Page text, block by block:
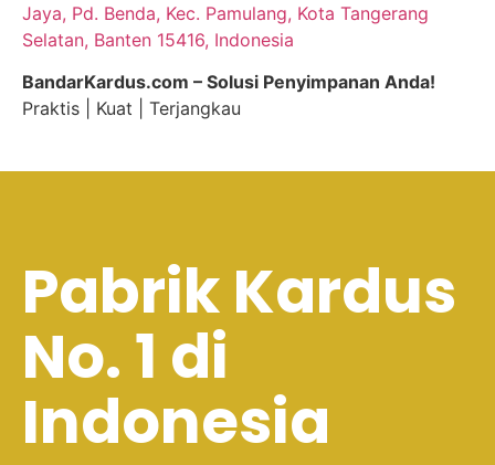
Jaya, Pd. Benda, Kec. Pamulang, Kota Tangerang
Selatan, Banten 15416, Indonesia
BandarKardus.com – Solusi Penyimpanan Anda!
Praktis | Kuat | Terjangkau
Pabrik Kardus
No. 1 di
Indonesia